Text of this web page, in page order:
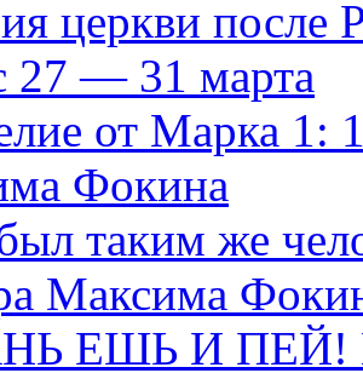
церкви
27 — 31 марта
от Марка 1:
Фокина
таким же
Максима
ЕШЬ И ПЕЙ!